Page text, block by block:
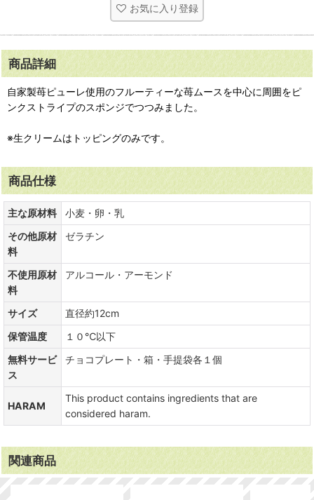
お気に入り登録
商品詳細
自家製苺ピューレ使用のフルーティーな苺ムースを中心に周囲をピ
ンクストライプのスポンジでつつみました。
※生クリームはトッピングのみです。
商品仕様
主な原材料
小麦・卵・乳
その他原材
料
ゼラチン
不使用原材
料
アルコール・アーモンド
サイズ
直径約12cm
保管温度
１０℃以下
無料サービ
ス
チョコプレート・箱・手提袋各１個
HARAM
This product contains ingredients that are
considered haram.
関連商品